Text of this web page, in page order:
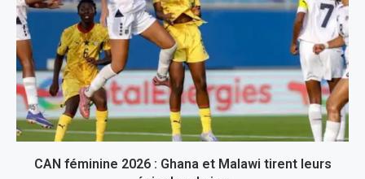
CAN féminine 2026 : Ghana et Malawi tirent leurs